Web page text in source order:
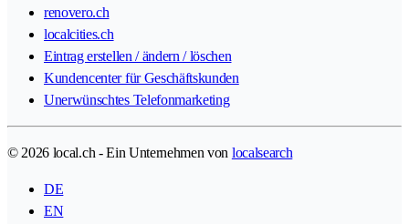
renovero.ch
localcities.ch
Eintrag erstellen / ändern / löschen
Kundencenter für Geschäftskunden
Unerwünschtes Telefonmarketing
© 2026 local.ch - Ein Unternehmen von localsearch
DE
EN